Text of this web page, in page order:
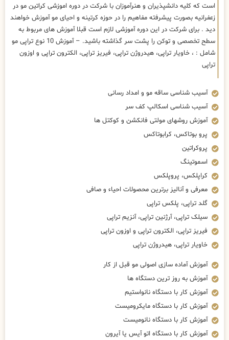
است که کلیه دانشپذیران و هنرآموزان با شرکت در دوره اموزشی کراتین مو در
زعفرانیه بصورت پیشرفته مفاهیم را در حوزه کرتینه و احیای مو آموزش خواهند
دید . برای شرکت در این دوره آموزشی لازم است قبلا آموزش های مربوط به
سطح تخصصی و توکن را پشت سر گذاشته باشید. – آموزش 10 نوع تراپی مو
شامل : ، خاویار تراپی، هیدروژن تراپی، فیریز تراپی، الکترون تراپی و اوزون
تراپی
آسیب شناسی ساقه مو و امداد رسانی
آسیب شناسی اسکالپ کف سر
آموزش روشهای مولتی فانکشن و کوکتل ها
پرو بوتاکس، کرابوتاکس
پروکراتین
اسموتینگ
کراپلکس، پروپلکس
معرفی و آنالیز برترین محصولات احیاء و صافی
گلد تراپی، پلکس تراپی
سیلک تراپی، آرژنین تراپی، آنزیم تراپی
فیریز تراپی، الکترون تراپی و اوزون تراپی
خاویار تراپی، هیدروژن تراپی
آموزش آماده سازی اصولی مو قبل از کار
آموزش به روز ترین دستگاه ها
آموزش کار با دستگاه نانواستیم
آموزش کار با دستگاه مایکرومیست
آموزش کار با دستگاه نانومیست
آموزش کار با دستگاه اتو آیس یا آیرون